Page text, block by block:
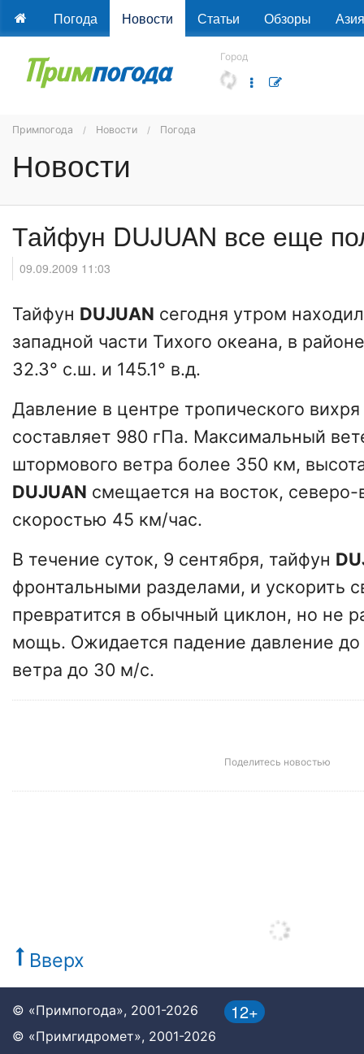
Погода Новости Статьи Обзоры Азия
Город
Примпогода Новости Погода
Новости
Тайфун DUJUAN все еще
09.09.2009 11:03
Тайфун DUJUAN сегодня утром
западной части Тихого океана, в
32.3° с.ш. и 145.1° в.д.
Давление в центре тропического
составляет 980 гПа. Максимальный
штормового ветра более 350 км,
DUJUAN смещается на восток, северо-
скоростью 45 км/час.
В течение суток, 9 сентября, тайфун
фронтальными разделами, и ускорить
превратится в обычный циклон, но не
мощь. Ожидается падение давление до
ветра до 30 м/с.
Поделитесь новостью
Вверх
12+
© «Примпогода», 2001-2026
© «Примгидромет», 2001-2026